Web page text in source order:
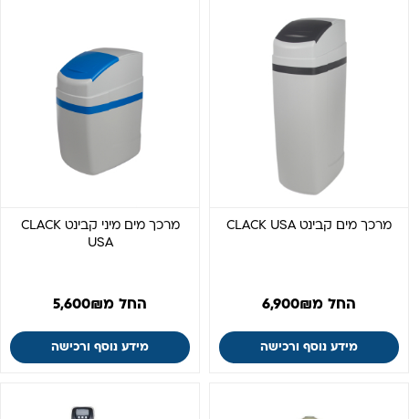
מרכך מים קבינט CLACK USA
החל מ 6,900₪
מידע נוסף ורכישה
מרכך מים מיני קבינט CLACK
USA
החל מ 5,600₪
מידע נוסף ורכישה